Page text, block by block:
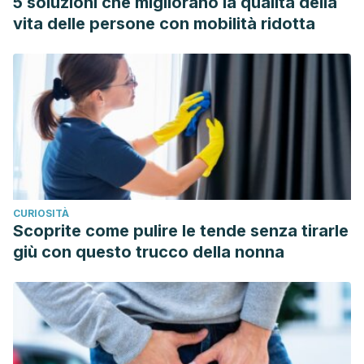
Carolina Barros; Maritza Bocic. 2016. PSICOPATOLOGÍA EN
COLITIS ULCEROSA Y
ENFERMEDAD DE CROHN. Gastroenterología y Psiquiatría.
http://revistagpu.cl/2016/GPU_marzo_2016_PDF/
López León, Diana Paulina. 2014. Manual de colitis nerviosa
para adolescentes de Ocozocoutla de Espinosa Chiapas.
Universidad de Ciencias y Artes de Chiapas.
https://repositorio.unicach.mx/handle/20.500.12114/310
Diarrea bacteriana. 2009. Intramed.
https://www.intramed.net/contenidover.asp?
contenidoid=62710
Colitis. MedlinePlus.
https://medlineplus.gov/spanish/ency/article/001125.htm
vita delle persone con mobilità ridotta
CURIOSITÀ
Scoprite come pulire le tende senza tirarle
giù con questo trucco della nonna